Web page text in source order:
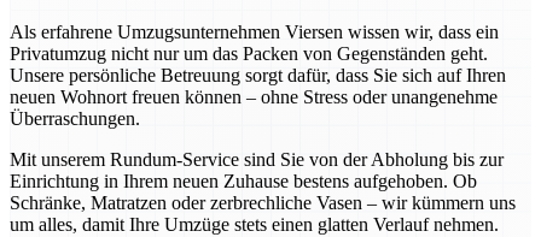
Als erfahrene Umzugsunternehmen Viersen wissen wir, dass ein
Privatumzug nicht nur um das Packen von Gegenständen geht.
Unsere persönliche Betreuung sorgt dafür, dass Sie sich auf Ihren
neuen Wohnort freuen können – ohne Stress oder unangenehme
Überraschungen.
Mit unserem Rundum-Service sind Sie von der Abholung bis zur
Einrichtung in Ihrem neuen Zuhause bestens aufgehoben. Ob
Schränke, Matratzen oder zerbrechliche Vasen – wir kümmern uns
um alles, damit Ihre Umzüge stets einen glatten Verlauf nehmen.